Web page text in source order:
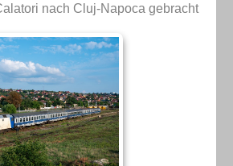
nach Cluj-Napoca gebracht